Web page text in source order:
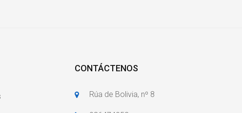
CONTÁCTENOS
Rúa de Bolivia, nº 8